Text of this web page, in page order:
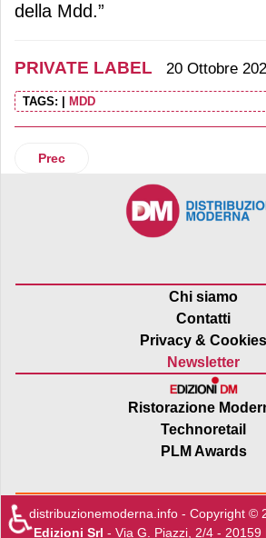
della Mdd.”
PRIVATE LABEL 20 Ottobre
TAGS: MDD
Articolo precedente: Lidl Italia
Prec
Chi siamo
Contatti
Privacy & Cookies
Newsletter
Ristorazione
Technoretail
PLM Awards
distribuzionemoderna.info - Copyright ©
Edizioni Srl - Via G. Piazzi, 2/4 - 20159